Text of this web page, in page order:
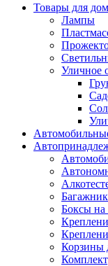
Товары для
Лампы
Уличное
Боксы
Корзины